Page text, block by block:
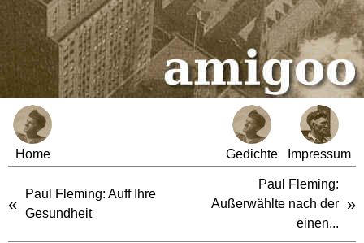
Home Gedichte Impressum
«
Paul Fleming: Auff Ihre
Gesundheit
Paul Fleming:
Außerwählte nach der
einen...
»